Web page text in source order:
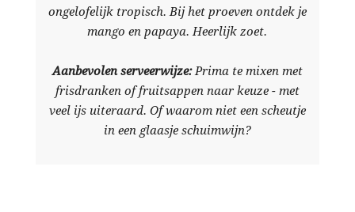
ongelofelijk tropisch. Bij het proeven ontdek je
mango en papaya. Heerlijk zoet.
Aanbevolen serveerwijze:Prima te mixen met
frisdranken of fruitsappen naar keuze - met
veel ijs uiteraard. Of waarom niet een scheutje
in een glaasje schuimwijn?